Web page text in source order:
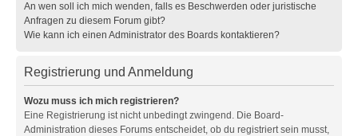
An wen soll ich mich wenden, falls es Beschwerden oder juristische
Anfragen zu diesem Forum gibt?
Wie kann ich einen Administrator des Boards kontaktieren?
Registrierung und Anmeldung
Wozu muss ich mich registrieren?
Eine Registrierung ist nicht unbedingt zwingend. Die Board-
Administration dieses Forums entscheidet, ob du registriert sein musst,